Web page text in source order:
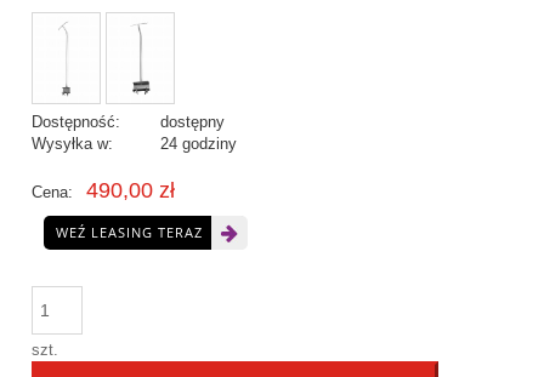
Dostępność:
dostępny
Wysyłka w:
24 godziny
Cena: 490,00 zł
WEŹ LEASING TERAZ
szt.